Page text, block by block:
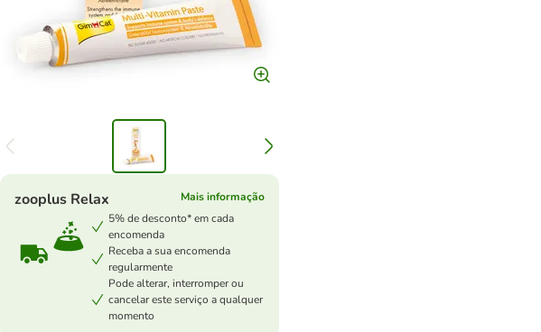
zooplus Relax
Mais informação
5% de desconto* em cada
encomenda
Receba a sua encomenda
regularmente
Pode alterar, interromper ou
cancelar este serviço a qualquer
momento